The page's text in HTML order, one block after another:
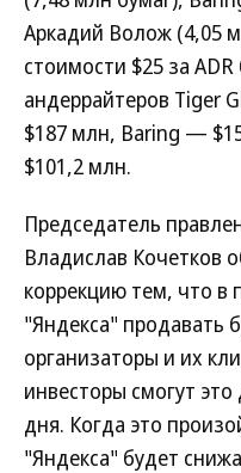
Аркадий Волож (4,05
стоимости $25 за
андеррайтеров Tiger
$187 млн, Baring —
$101,2 млн.
Председатель
Владислав Кочетков
коррекцию тем, что в
"Яндекса" продавать
организаторы и их
инвесторы смогут
дня. Когда это
"Яндекса" будет